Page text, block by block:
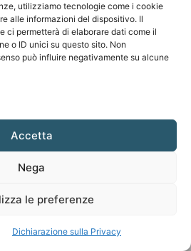
utilizziamo tecnologie come i cookie
alle informazioni del dispositivo. Il
ci permetterà di elaborare dati come il
o ID unici su questo sito. Non
può influire negativamente su alcune
Accetta
Nega
le preferenze
Dichiarazione sulla Privacy